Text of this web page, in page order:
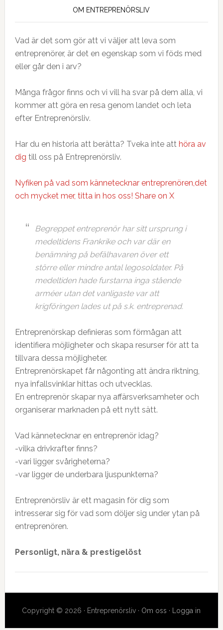
OM ENTREPRENÖRSLIV
Vad är det som gör att vi väljer att leva som
entreprenörer, är det en egenskap som vi föds med
eller går den i arv?
Många frågor finns och vi vill ha svar på dem alla, vi
kommer att göra en resa genom landet och leta
efter Entreprenörsliv.
Har du en historia att berätta? Tveka inte att höra av
dig till oss på Entreprenörsliv.
Nyfiken på vad som kännetecknar entreprenören,det
och mycket mer, titta in hos oss! Share on X
Begreppet entreprenör har sitt ursprung i
medeltidens Frankrike och var där en
benämning på befälhavaren över ett
större eller mindre antal legosoldater. På
medeltiden hade furstarna inga stående
arméer utan det vanligaste var att
krigföringen lades ut på s.k. entreprenad.
Entreprenörskap definieras som förmågan att
identifiera möjligheter och skapa resurser för att ta
tillvara dessa möjligheter.
Entreprenörskapet får någonting att ändra riktning,
nya infallsvinklar hittas och utvecklas.
En entreprenör skapar nya affärsverksamheter och
organiserar marknaden på ett nytt sätt.
Vad kännetecknar en entreprenör idag?
-vilka drivkrafter finns?
-vari ligger svårigheterna?
-var ligger de underbara ljuspunkterna?
Entreprenörsliv är ett magasin för dig som
intresserar sig för vad som döljer sig under ytan på
entreprenören.
Personligt, nära & prestigelöst
Copyright © 2026 · Entreprenörsliv · Om oss · Logga in